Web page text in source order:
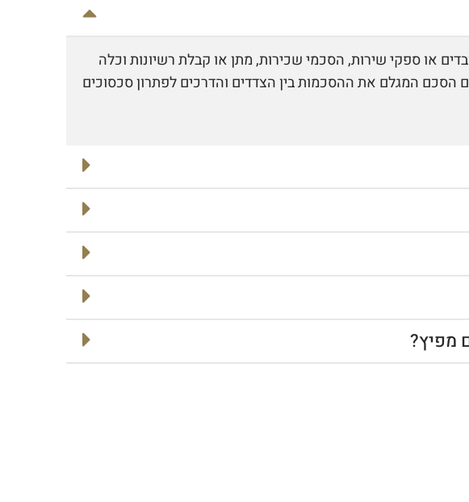
או ספקי שירות, הסכמי שכירות, מתן או קבלת רשיונות וכלה
הסכם המגלם את ההסכמות בין הצדדים והדרכים לפתרון סכסוכים
מפיץ?